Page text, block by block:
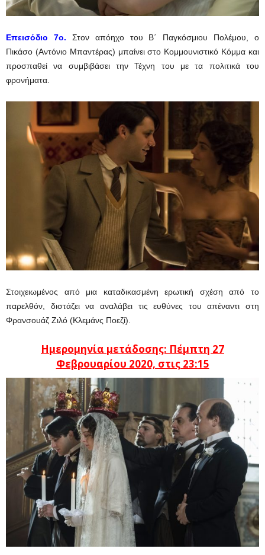
Eπεισόδιο 7ο. Στον απόηχο του Β΄ Παγκόσμιου Πολέμου, ο
Πικάσο (Αντόνιο Μπαντέρας) μπαίνει στο Κομμουνιστικό Κόμμα και
προσπαθεί να συμβιβάσει την Τέχνη του με τα πολιτικά του
φρονήματα.
Στοιχειωμένος από μια καταδικασμένη ερωτική σχέση από το
παρελθόν, διστάζει να αναλάβει τις ευθύνες του απέναντι στη
Φρανσουάζ Ζιλό (Κλεμάνς Ποεζί).
Ημερομηνία μετάδοσης: Πέμπτη 27
Φεβρουαρίου 2020, στις 23:15